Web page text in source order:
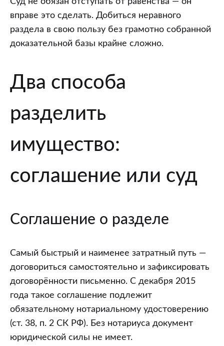
вправе это сделать. Добиться неравного
раздела в свою пользу без грамотно собранной
доказательной базы крайне сложно.
Два способа
разделить
имущество:
соглашение или суд
Соглашение о разделе
Самый быстрый и наименее затратный путь —
договориться самостоятельно и зафиксировать
договорённости письменно. С декабря 2015
года такое соглашение подлежит
обязательному нотариальному удостоверению
(ст. 38, п. 2 СК РФ). Без нотариуса документ
юридической силы не имеет.